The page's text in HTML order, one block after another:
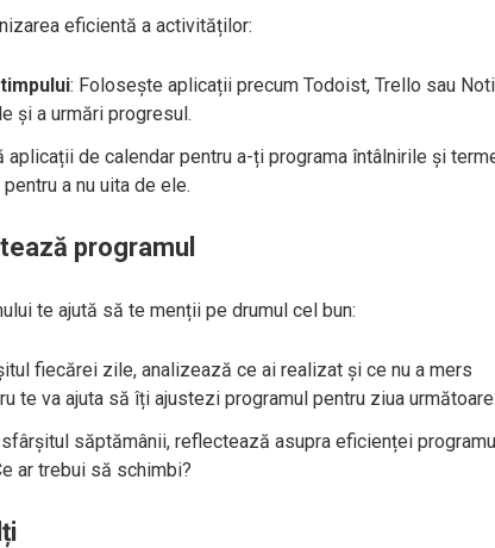
eficientă a activităților:
: Folosește aplicații precum Todoist, Trello sau
și a urmări progresul.
aplicații de calendar pentru a-ți programa întâlnirile și
a nu uita de ele.
programul
te ajută să te menții pe drumul cel bun:
fiecărei zile, analizează ce ai realizat și ce nu a mers
te va ajuta să îți ajustezi programul pentru ziua următoare.
sfârșitul săptămânii, reflectează asupra eficienței
ar trebui să schimbi?